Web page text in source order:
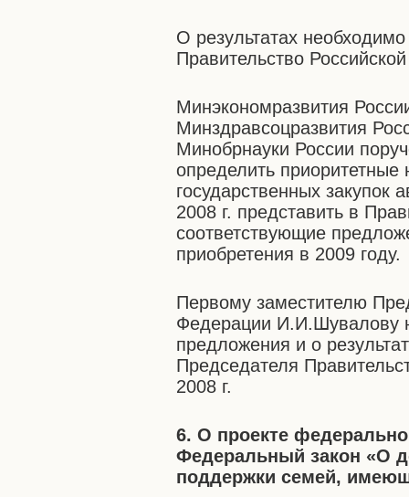
О результатах
Правительство
Минэкономразвития
Минздравсоцразвития
Минобрнауки России
определить
государственных закупок
2008 г. представить в
соответствующие
приобретения в 2009 году.
Первому заместителю
Федерации И.И.Шувалову
предложения и о
Председателя
2008 г.
6. О проекте
Федеральный закон «О
поддержки семей,